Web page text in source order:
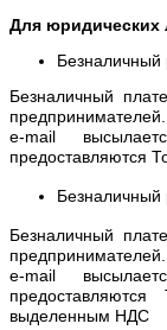
Для юридических
Безналичный
Безналичный
e-mail
предоставляются
Безналичный
Безналичный
e-mail
выделенным НДС